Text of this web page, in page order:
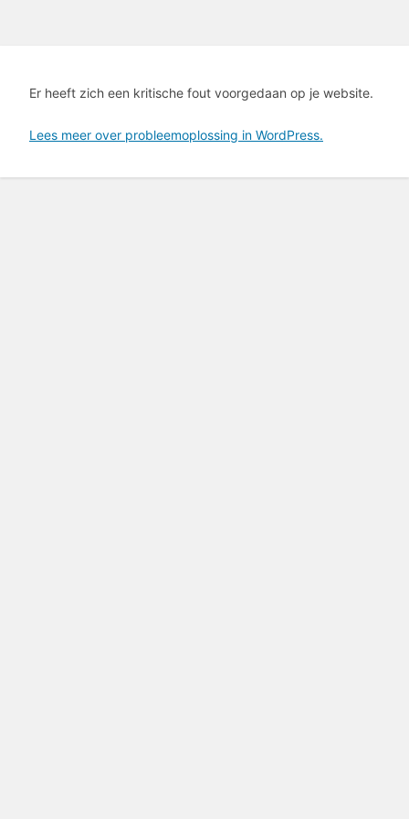
Er heeft zich een kritische fout voorgedaan op je website.
Lees meer over probleemoplossing in WordPress.